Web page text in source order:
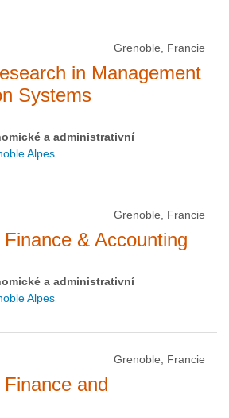
Grenoble, Francie
in Management
Systems
a administrativní
Alpes
Grenoble, Francie
& Accounting
a administrativní
Alpes
Grenoble, Francie
and